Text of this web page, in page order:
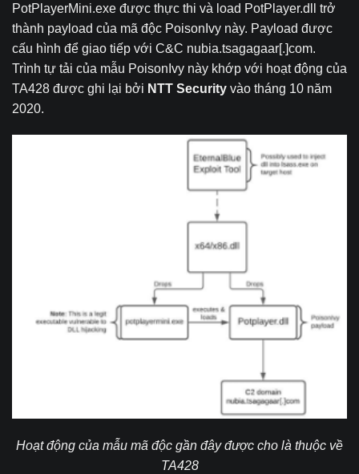
PotPlayerMini.exe được thực thi và load PotPlayer.dll trở
thành payload của mã độc PoisonIvy này. Payload được
cấu hình để giao tiếp với C&C nubia.tsagagaar[.]com.
Trình tự tải của mẫu PoisonIvy này khớp với hoạt động của
TA428 được ghi lại bởi NTT Security vào tháng 10 năm
2020.
Hoạt động của mẫu mã độc gần đây được cho là thuộc về
TA428